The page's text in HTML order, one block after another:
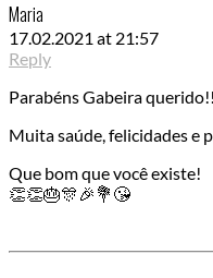
Maria
17.02.2021 at 21:57
Reply
Parabéns Gabeira
Muita saúde, felicidades e
Que bom que você existe!
👏👏🎂🎊🎉💐😘